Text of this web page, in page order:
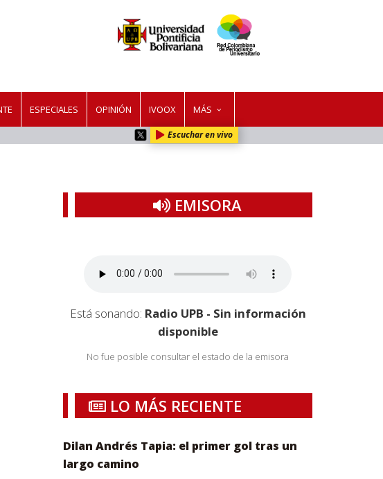
ESPECIALES OPINIÓN IVOOX MÁS
Escuchar en vivo
EMISORA
Está sonando: Radio UPB - Sin información
disponible
No fue posible consultar el estado de la emisora
LO MÁS RECIENTE
Dilan Andrés Tapia: el primer gol tras un
largo camino